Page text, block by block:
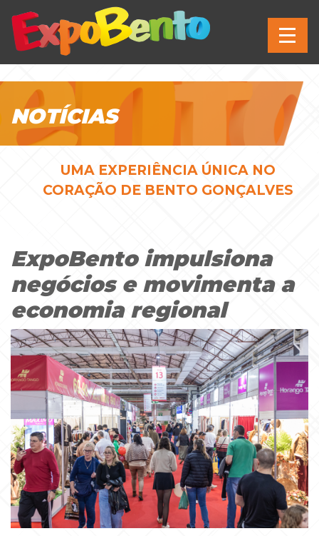
NOTÍCIAS
UMA EXPERIÊNCIA ÚNICA NO
CORAÇÃO DE BENTO GONÇALVES
ExpoBento impulsiona
negócios e movimenta a
economia regional